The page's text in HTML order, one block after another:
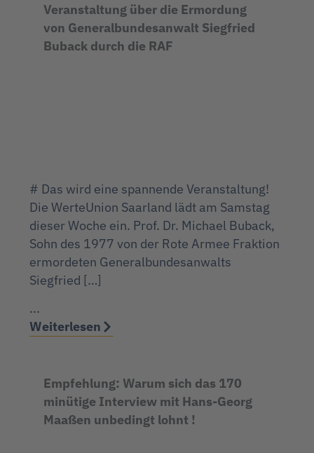
Veranstaltung über die Ermordung
von Generalbundesanwalt Siegfried
Buback durch die RAF
# Das wird eine spannende Veranstaltung!
Die WerteUnion Saarland lädt am Samstag
dieser Woche ein. Prof. Dr. Michael Buback,
Sohn des 1977 von der Rote Armee Fraktion
ermordeten Generalbundesanwalts
Siegfried […]
...
Weiterlesen
Empfehlung: Warum sich das 170
minütige Interview mit Hans-Georg
Maaßen unbedingt lohnt !